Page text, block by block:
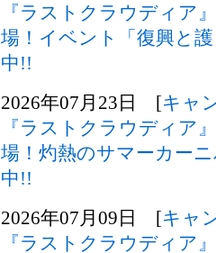
『ラストクラウディア
場！イベント「復興と
中!!
2026年07月23日 [キャ
『ラストクラウディア
場！灼熱のサマーカー
中!!
2026年07月09日 [キャ
『ラストクラウディア